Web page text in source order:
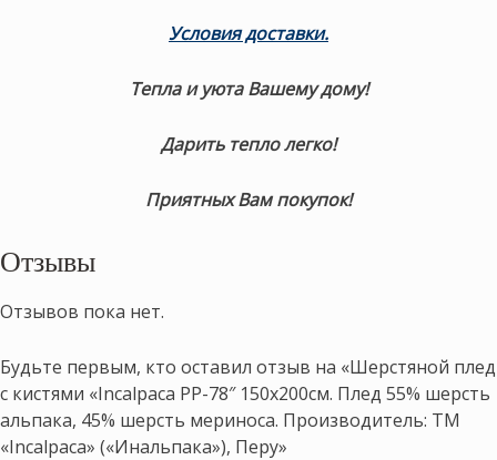
Условия доставки.
Тепла и уюта Вашему дому!
Дарить тепло легко!
Приятных Вам покупок!
Отзывы
Отзывов пока нет.
Будьте первым, кто оставил отзыв на «Шерстяной плед
с кистями «Incalpaca PP-78″ 150х200см. Плед 55% шерсть
альпака, 45% шерсть мериноса. Производитель: ТМ
«Incalpaca» («Инальпака»), Перу»